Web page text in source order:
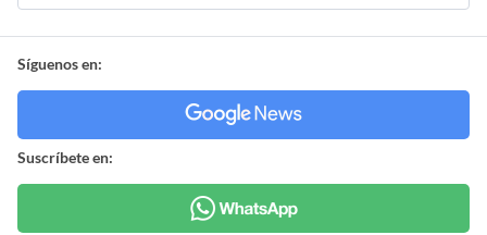
Síguenos en:
Suscríbete en: